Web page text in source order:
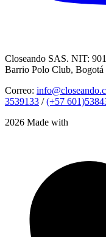
Closeando SAS. NIT:
Barrio Polo Club, Bogotá
Correo:
3539133 /(+57
2026 Made with